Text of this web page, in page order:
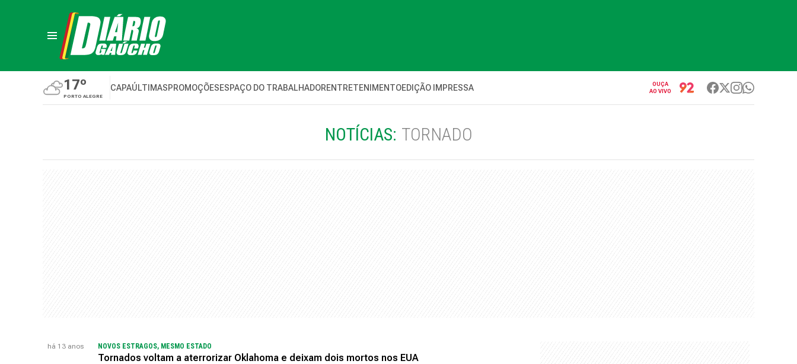
17º
PORTO ALEGRE
CAPAÚLTIMASPROMOÇÕESESPAÇO DO TRABALHADORENTRETENIMENTOEDIÇÃO IMPRESSA
OUÇA
AO VIVO
NOTÍCIAS: TORNADO
há 13 anos NOVOS ESTRAGOS, MESMO ESTADO
Tornados voltam a aterrorizar Oklahoma e deixam dois mortos nos EUA